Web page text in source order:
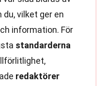
vilket ger en
information. För
standarderna
redaktörer